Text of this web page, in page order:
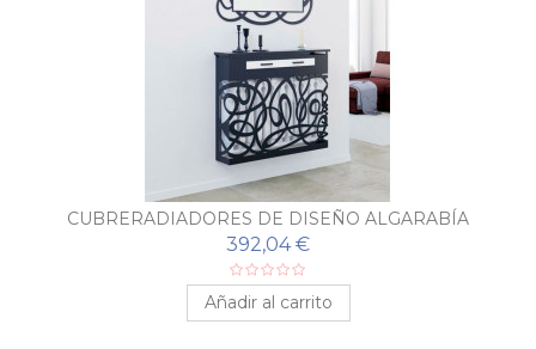
CUBRERADIADORES DE DISEÑO ALGARABÍA
392,04 €
Añadir al carrito